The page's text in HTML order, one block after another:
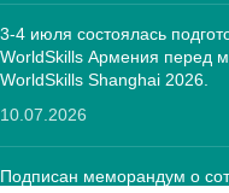
3-4 июля состоялась
WorldSkills Армения перед
WorldSkills Shanghai 2026.
10.07.2026
Подписан меморандум о